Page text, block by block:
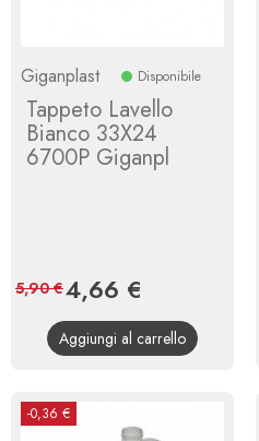
Giganplast Disponibile
Tappeto Lavello
Bianco 33X24
6700P Giganpl
Prezzo
4,66 €
base
5,90 €
Aggiungi al carrello
-0,36 €